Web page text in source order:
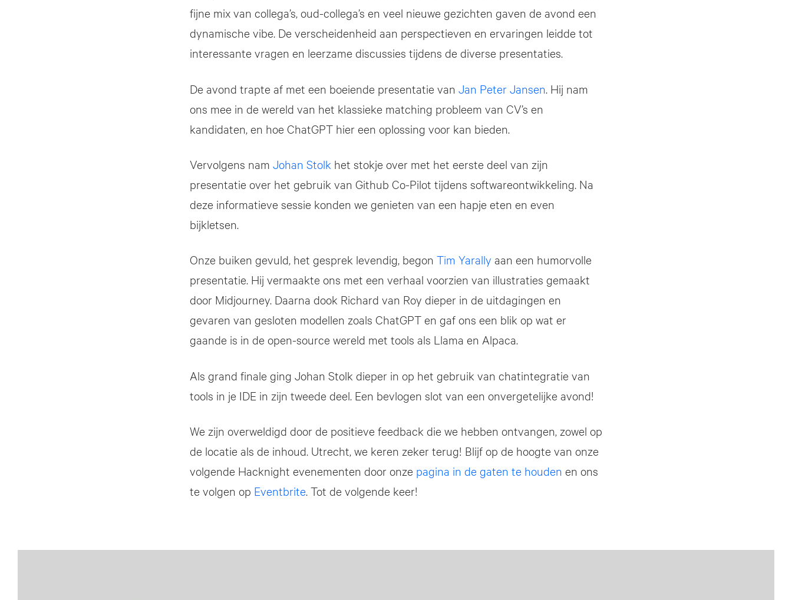
fijne mix van collega’s, oud-collega’s en veel nieuwe gezichten gaven de avond een
dynamische vibe. De verscheidenheid aan perspectieven en ervaringen leidde tot
interessante vragen en leerzame discussies tijdens de diverse presentaties.
De avond trapte af met een boeiende presentatie van Jan Peter Jansen . Hij nam
ons mee in de wereld van het klassieke matching probleem van CV’s en
kandidaten, en hoe ChatGPT hier een oplossing voor kan bieden.
Vervolgens nam Johan Stolk het stokje over met het eerste deel van zijn
presentatie over het gebruik van Github Co-Pilot tijdens softwareontwikkeling. Na
deze informatieve sessie konden we genieten van een hapje eten en even
bijkletsen.
Onze buiken gevuld, het gesprek levendig, begon Tim Yarally aan een humorvolle
presentatie. Hij vermaakte ons met een verhaal voorzien van illustraties gemaakt
door Midjourney. Daarna dook Richard van Roy dieper in de uitdagingen en
gevaren van gesloten modellen zoals ChatGPT en gaf ons een blik op wat er
gaande is in de open-source wereld met tools als Llama en Alpaca.
Als grand finale ging Johan Stolk dieper in op het gebruik van chatintegratie van
tools in je IDE in zijn tweede deel. Een bevlogen slot van een onvergetelijke avond!
We zijn overweldigd door de positieve feedback die we hebben ontvangen, zowel op
de locatie als de inhoud. Utrecht, we keren zeker terug! Blijf op de hoogte van onze
volgende Hacknight evenementen door onze pagina in de gaten te houden en ons
te volgen op Eventbrite. Tot de volgende keer!